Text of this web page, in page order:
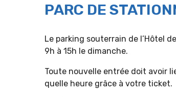
PARC DE
Le parking souterrain de l’Hôtel
9h à 15h le dimanche.
Toute nouvelle entrée doit avoir
quelle heure grâce à votre ticket.